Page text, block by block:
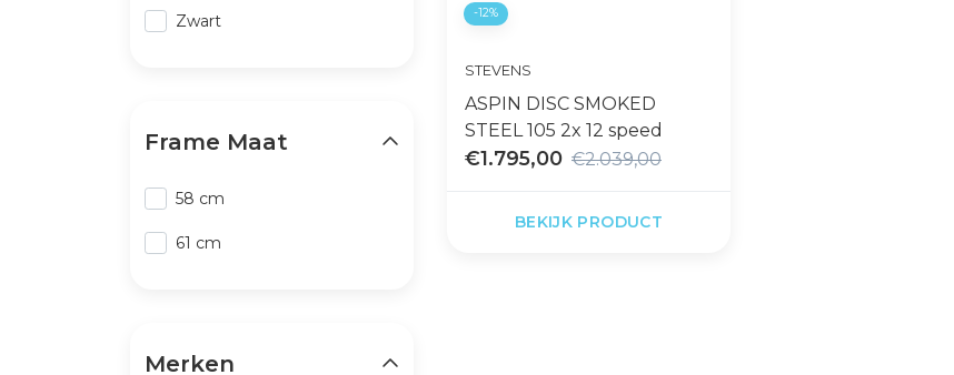
-12%
STEVENS
ASPIN DISC SMOKED
STEEL 105 2x 12 speed
€1.795,00 €2.039,00
BEKIJK PRODUCT
Zwart
Frame Maat
58 cm
61 cm
Merken